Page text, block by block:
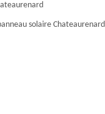
solaire